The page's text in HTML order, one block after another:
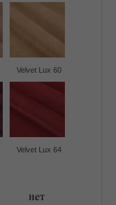
Velvet Lux 60
Velvet Lux 64